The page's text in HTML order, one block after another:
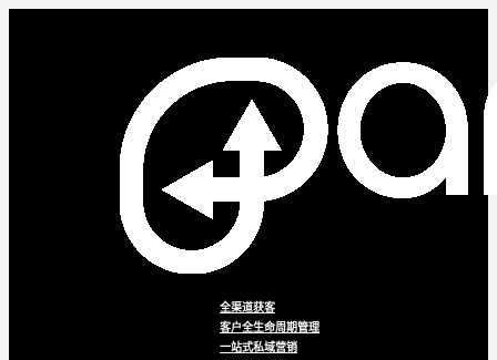
全渠道获客
客户全生命周期管理
一站式私域营销